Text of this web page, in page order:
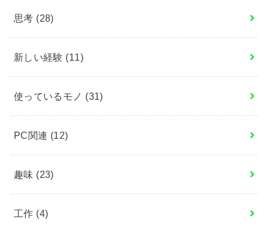
思考 (28)
新しい経験 (11)
使っているモノ (31)
PC関連 (12)
趣味 (23)
工作 (4)